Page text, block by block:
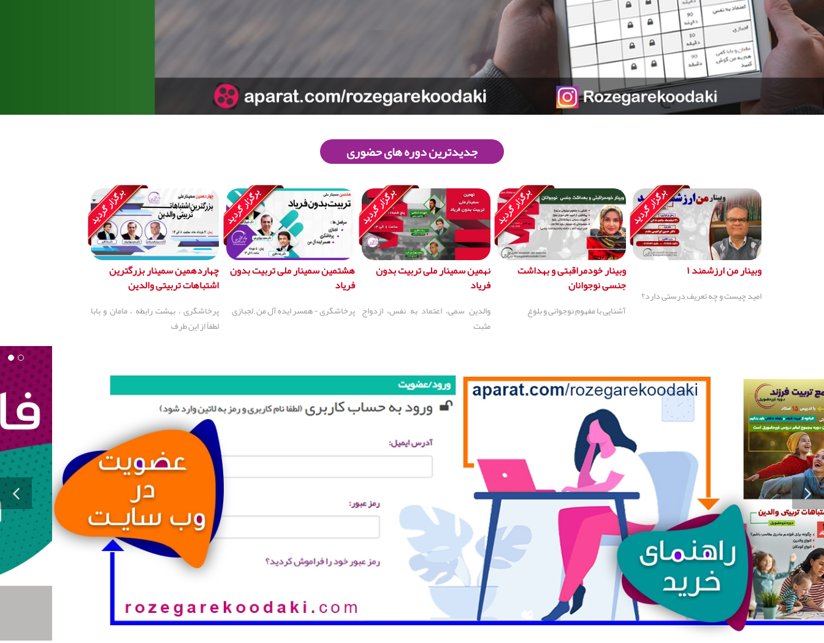
جدیدترین دوره های حضوری
وبینار من ارزشمند ۱
امید چیست و چه تعریف درستی دارد؟
وبینار خودمراقبتی و بهداشت
جنسی نوجوانان
آشنایی با مفهوم نوجوانی و بلوغ
نهمین سمینار ملی تربیت بدون
فریاد
والدین سمی، اعتماد به نفس، ازدواج
مثبت
هشتمین سمینار ملی تربیت بدون
فریاد
پرخاشگری - همسر ایده آل من , لجبازی
چهاردهمین سمینار بزرگترین
اشتباهات تربیتی والدین
پرخاشگری ، بهشت رابطه ، مامان و بابا
لطفاً از این طرف